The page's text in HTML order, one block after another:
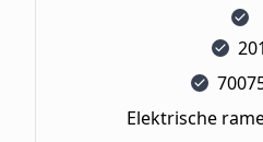
Elektrische